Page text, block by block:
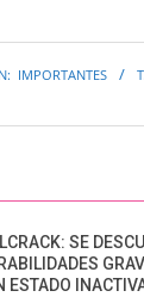
IMPORTANTES
SE
ESTADO